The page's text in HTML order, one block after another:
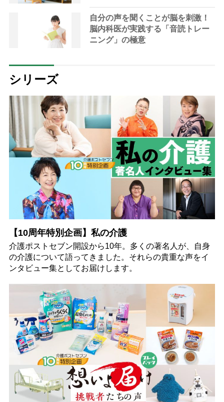
習慣」
自分の声を聞くことが脳を刺激！
脳内科医が実践する「音読トレー
ニング」の極意
シリーズ
【10周年特別企画】私の介護
介護ポストセブン開設から10年。多くの著名人が、自身
の介護について語ってきました。それらの貴重な声をイ
ンタビュー集としてお届けします。